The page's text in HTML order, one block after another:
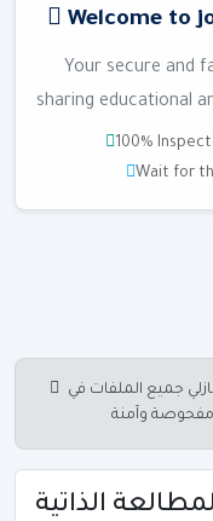
Welcome to
Your secure and
sharing educational
100%
Wait for
مفحوصة وآمنة
الذاتية